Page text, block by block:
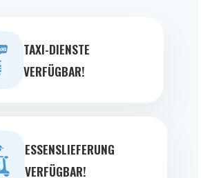
TAXI-DIENSTE
VERFÜGBAR!
ESSENSLIEFERUNG
VERFÜGBAR!